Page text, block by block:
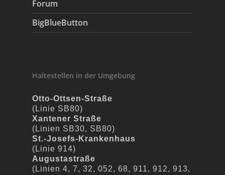
Forum
BigBlueButton
Haltestellen in der Umgebung
Otto-Ottsen-Straße
(Linie SB80)
Xantener Straße
(Linien SB30, SB80)
St.-Josefs-Krankenhaus
(Linie 914)
Augustastraße
(Linien 4, 7, 32, 052, 68, 911, 912, 913,